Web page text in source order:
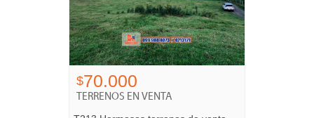
$70.000
TERRENOS EN VENTA